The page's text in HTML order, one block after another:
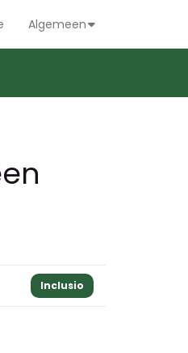
Algemeen
Inclusio